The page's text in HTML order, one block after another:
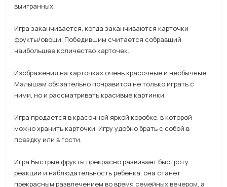
выигранных.
Игра заканчивается, когда заканчиваются карточки
фрукты/овощи. Победившим считается собравший
наибольшее количество карточек.
Изображения на карточках очень красочные и необычные.
Малышам обязательно понравится не только играть с
ними, но и рассматривать красивые картинки.
Игра продается в красочной яркой коробке, в которой
можно хранить карточки. Игру удобно брать с собой в
поездку или в гости.
Игра Быстрые фрукты прекрасно развивает быстроту
реакции и наблюдательность ребенка, она станет
прекрасным развлечением во время семейных вечером, а